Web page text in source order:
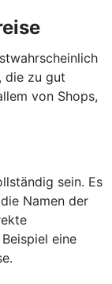
die zu gut
von Shops,
sein. Es
Namen der
eine